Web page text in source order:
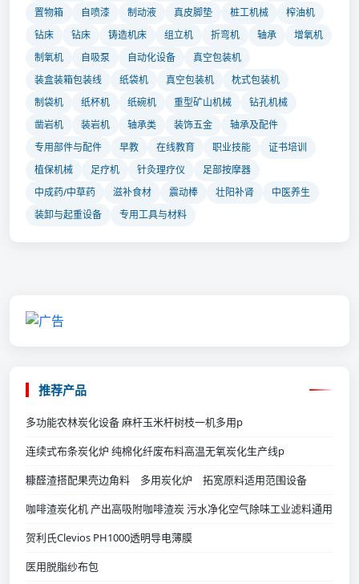
置物箱
自喷漆 制动液 真皮脚垫 桩工机械
榨油机
钻床
钻床 铸造机床 组立机 折弯机 轴承
增氧机
制氧机
自吸泵 自动化设备
真空包装机
装盒装箱包装线
纸袋机 真空包装机
枕式包装机
制袋机
纸杯机 纸碗机 重型矿山机械
钻孔机械
凿岩机
装岩机 轴承类 装饰五金
轴承及配件
专用部件与配件
早教 在线教育 职业技能
证书培训
植保机械
足疗机 针灸理疗仪
足部按摩器
中成药/中草药
滋补食材 震动棒 壮阳补肾
中医养生
装卸与起重设备
专用工具与材料
推荐产品
多功能农林炭化设备 麻杆玉米杆树枝一机多用p
连续式布条炭化炉 纯棉化纤废布料高温无氧炭化生产线p
糠醛渣搭配果壳边角料 多用炭化炉 拓宽原料适用范围设备
咖啡渣炭化机 产出高吸附咖啡渣炭 污水净化空气除味工业滤料通用
贺利氏Clevios PH1000透明导电薄膜
医用脱脂纱布包